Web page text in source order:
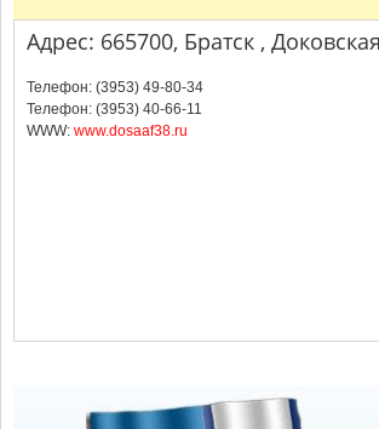
Адрес: 665700, Братск ,
Телефон: (3953) 49-80-34
Телефон: (3953) 40-66-11
WWW: www.dosaaf38.ru